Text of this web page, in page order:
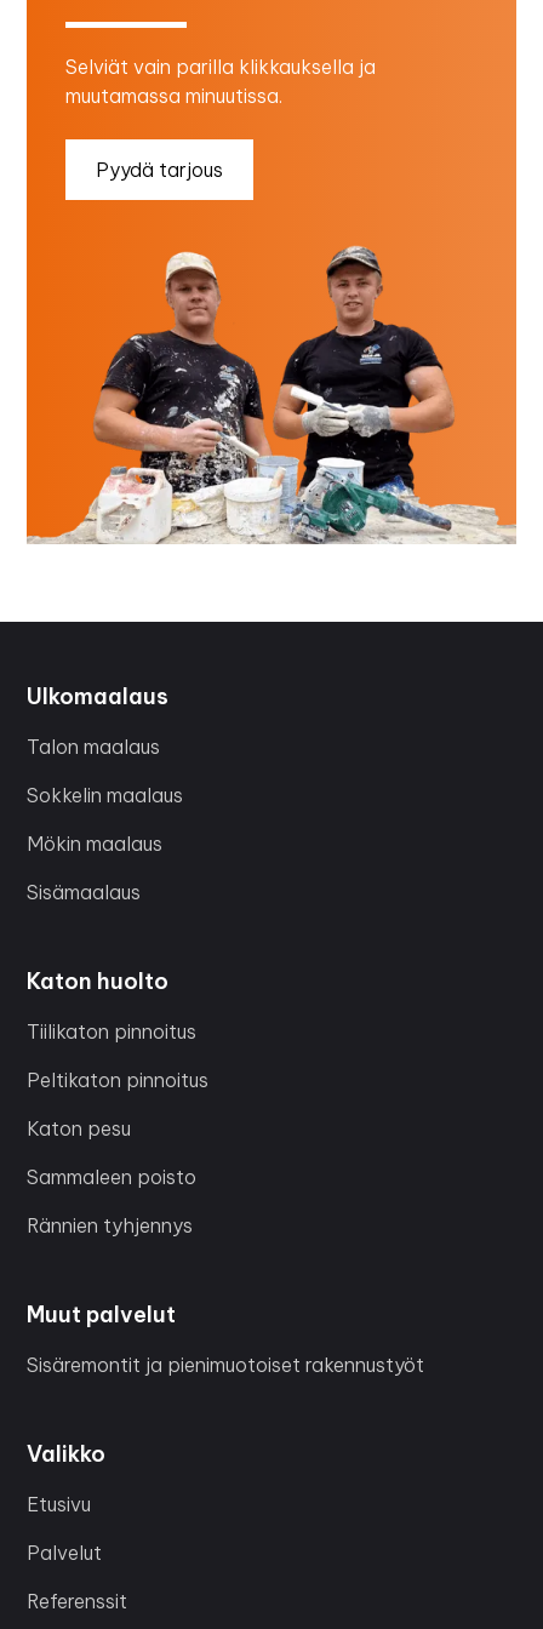
Selviät vain parilla klikkauksella ja
muutamassa minuutissa.
Pyydä tarjous
Ulkomaalaus
Talon maalaus
Sokkelin maalaus
Mökin maalaus
Sisämaalaus
Katon huolto
Tiilikaton pinnoitus
Peltikaton pinnoitus
Katon pesu
Sammaleen poisto
Rännien tyhjennys
Muut palvelut
Sisäremontit ja pienimuotoiset rakennustyöt
Valikko
Etusivu
Palvelut
Referenssit